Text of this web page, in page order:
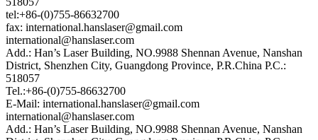
tel:+86-(0)755-86632700
fax: international.hanslaser@gmail.com
international@hanslaser.com
Add.: Han’s Laser Building, NO.9988 Shennan Avenue, Nanshan
District, Shenzhen City, Guangdong Province, P.R.China P.C.:
518057
Tel.:+86-(0)755-86632700
E-Mail: international.hanslaser@gmail.com
international@hanslaser.com
Add.: Han’s Laser Building, NO.9988 Shennan Avenue, Nanshan